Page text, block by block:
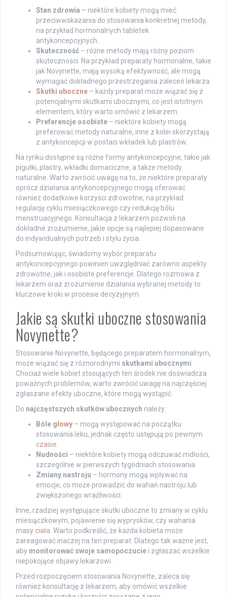
Stan zdrowia – niektóre kobiety mogą mieć
przeciwwskazania do stosowania konkretnej metody,
na przykład hormonalnych tabletek
antykoncepcyjnych.
Skuteczność – różne metody mają różny poziom
skuteczności. Na przykład preparaty hormonalne, takie
jak Novynette, mają wysoką efektywność, ale mogą
wymagać dokładnego przestrzegania zaleceń lekarza.
Skutki uboczne – każdy preparat może wiązać się z
potencjalnymi skutkami ubocznymi, co jest istotnym
elementem, który warto omówić z lekarzem.
Preferencje osobiste – niektóre kobiety mogą
preferować metody naturalne, inne z kolei skorzystają
z antykoncepcji w postaci wkładek lub plastrów.
Na rynku dostępne są różne formy antykoncepcyjne, takie jak
pigułki, plastry, wkładki domaciczne, a także metody
naturalne. Warto zwrócić uwagę na to, że niektóre preparaty
oprócz działania antykoncepcyjnego mogą oferować
również dodatkowe korzyści zdrowotne, na przykład
regulację cyklu miesiączkowego czy redukcję bólu
menstruacyjnego. Konsultacja z lekarzem pozwoli na
dokładne zrozumienie, jakie opcje są najlepiej dopasowane
do indywidualnych potrzeb i stylu życia.
Podsumowując, świadomy wybór preparatu
antykoncepcyjnego powinien uwzględniać zarówno aspekty
zdrowotne, jak i osobiste preferencje. Dlatego rozmowa z
lekarzem oraz zrozumienie działania wybranej metody to
kluczowe kroki w procesie decyzyjnym.
Jakie są skutki uboczne stosowania
Novynette?
Stosowanie Novynette, będącego preparatem hormonalnym,
może wiązać się z różnorodnymi skutkami ubocznymi
Chociaż wiele kobiet stosujących ten środek nie doświadcza
poważnych problemów, warto zwrócić uwagę na najczęściej
zgłaszane efekty uboczne, które mogą wystąpić.
Do najczęstszych skutków ubocznych należy:
Bóle głowy – mogą występować na początku
stosowania leku, jednak często ustępują po pewnym
czasie
Nudności – niektóre kobiety mogą odczuwać mdłości,
szczególnie w pierwszych tygodniach stosowania.
Zmiany nastroju – hormony mogą wpływać na
emocje, co może prowadzić do wahań nastroju lub
zwiększonego wrażliwości.
Inne, rzadziej występujące skutki uboczne to zmiany w cyklu
miesiączkowym, pojawienie się wyprysków, czy wahania
masy ciała . Warto podkreślić, że każda kobieta może
zareagować inaczej na ten preparat. Dlatego tak ważne jest,
aby monitorować swoje samopoczucie i zgłaszać wszelkie
niepokojące objawy lekarzowi.
Przed rozpoczęciem stosowania Novynette, zaleca się
również konsultację z lekarzem, aby omówić wszelkie